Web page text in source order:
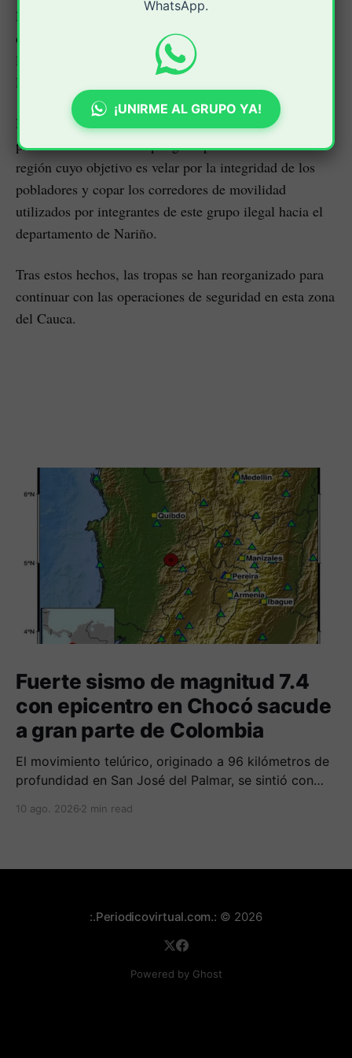
En otra zona de este municipio, los soldados
desmantelaron un depósito de esta estructura armada en
la que se hallaron uniformes de uso privativo de la
Fuerza Pública y cinco kilogramos de explosivos.
La respuesta armada de esta estructura residual se
produce en razón al despliegue operacional en esta
región cuyo objetivo es velar por la integridad de los
pobladores y copar los corredores de movilidad
utilizados por integrantes de este grupo ilegal hacia el
departamento de Nariño.
Tras estos hechos, las tropas se han reorganizado para
continuar con las operaciones de seguridad en esta zona
del Cauca.
Fuerte sismo de magnitud 7.4
con epicentro en Chocó sacude
a gran parte de Colombia
El movimiento telúrico, originado a 96 kilómetros de
profundidad en San José del Palmar, se sintió con
preliminares de daños en edificaciones.
10 ago. 2026 2 min read
WhatsApp.
¡UNIRME AL GRUPO YA!
:.Periodicovirtual.com.: © 2026
Powered by Ghost